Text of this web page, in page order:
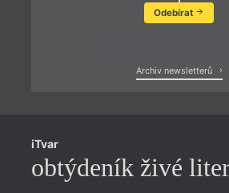
Odebírat
Archiv newsletterů
iTvar
obtýdeník živé